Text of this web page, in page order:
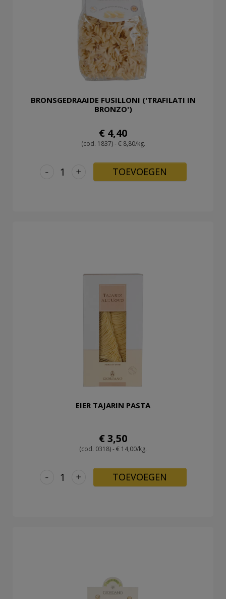
BRONSGEDRAAIDE FUSILLONI ('TRAFILATI IN
BRONZO')
€ 4,40
(cod. 1837) - € 8,80/kg.
+
- TOEVOEGEN
EIER TAJARIN PASTA
€ 3,50
(cod. 0318) - € 14,00/kg.
+
- TOEVOEGEN